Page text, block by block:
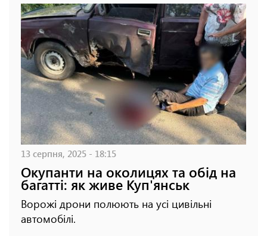
13 серпня, 2025 - 18:15
Окупанти на околицях та обід на
багатті: як живе Куп'янськ
Ворожі дрони полюють на усі цивільні
автомобілі.